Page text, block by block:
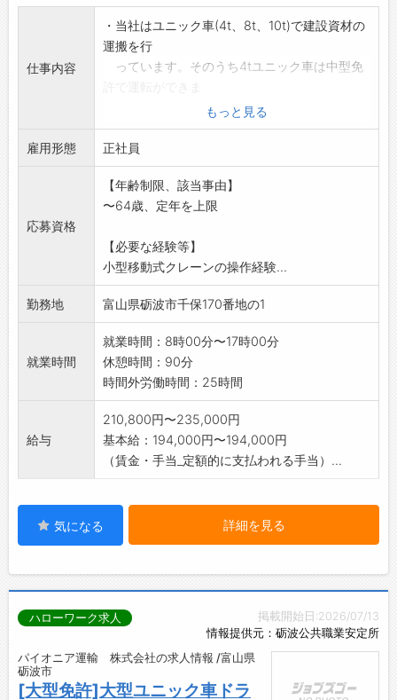
仕事内容
・当社はユニック車(4t、8t、10t)で建設資材の
運搬を行
っています。そのうち4tユニック車は中型免
す。ドライバーやユニックの経験は問いませ
ん。
・部門内で連携を図り、お客様へ最適に資材を
お届けしています。
・仮設ハウスの建方・解体等もあり現場作業手
当もお支払いします
間はありません。
地元で働きたい方、Uターン、Iターン大歓迎!!
【変更範囲:変更なし】
もっと見る
雇用形態 正社員
応募資格
【年齢制限、該当事由】
〜64歳、定年を上限
【必要な経験等】
小型移動式クレーンの操作経験...
勤務地 富山県砺波市千保170番地の1
就業時間
就業時間：8時00分〜17時00分
休憩時間：90分
時間外労働時間：25時間
給与
210,800円〜235,000円
基本給：194,000円〜194,000円
（賃金・手当_定額的に支払われる手当）...
気になる 詳細を見る
掲載開始日:2026/07/13
情報提供元：砺波公共職業安定所
ハローワーク求人
パイオニア運輸 株式会社の求人情報 /富山県
砺波市
[大型免許]大型ユニック車ドラ